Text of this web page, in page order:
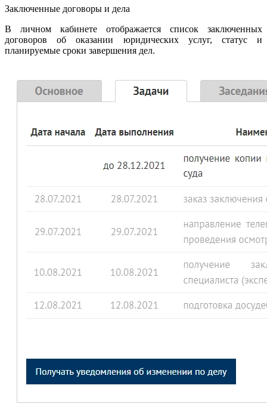
Заключенные договоры и дела
В личном кабинете отображается список заключенных
договоров об оказании юридических услуг, статус и
планируемые сроки завершения дел.